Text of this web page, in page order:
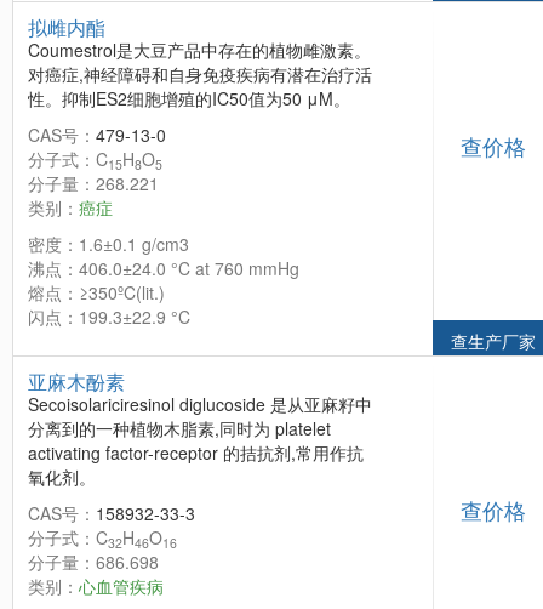
拟雌内酯
Coumestrol是大豆产品中存在的植物雌激素。
对癌症,神经障碍和自身免疫疾病有潜在治疗活
性。抑制ES2细胞增殖的IC50值为50 μM。
CAS号： 479-13-0
分子式：C15H8O5
分子量：268.221
类别： 癌症
密度：1.6±0.1 g/cm3
沸点：406.0±24.0 °C at 760 mmHg
熔点：≥350ºC(lit.)
闪点：199.3±22.9 °C
查价格
查生产厂家
亚麻木酚素
Secoisolariciresinol diglucoside 是从亚麻籽中
分离到的一种植物木脂素,同时为 platelet
activating factor-receptor 的拮抗剂,常用作抗
氧化剂。
CAS号： 158932-33-3
分子式：C32H46O16
分子量：686.698
类别： 心血管疾病
查价格